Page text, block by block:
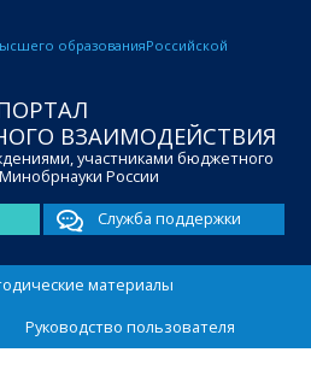
образованияРоссийской
ВЗАИМОДЕЙСТВИЯ
участниками бюджетного
России
Служба поддержки
материалы
Руководство пользователя